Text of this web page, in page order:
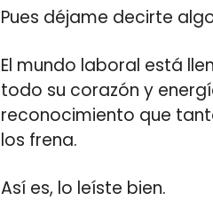
Pues déjame decirte
El mundo laboral está
todo su corazón y
reconocimiento que
los frena.
Así es, lo leíste bien.